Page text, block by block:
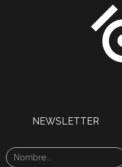
NEWSLETTER